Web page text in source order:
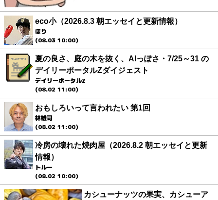
eco小（2026.8.3 朝エッセイと更新情報）
ほり
(08.03 10:00)
夏の良さ、庭の木を抜く、AIっぽさ・7/25～31 の
デイリーポータルZダイジェスト
デイリーポータルZ
(08.02 11:00)
おもしろいって言われたい 第1回
林雄司
(08.02 11:00)
冷房の壊れた焼肉屋（2026.8.2 朝エッセイと更新
情報）
トルー
(08.02 10:00)
カシューナッツの果実、カシューア